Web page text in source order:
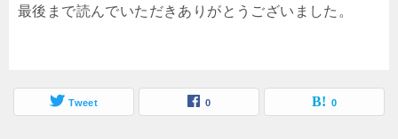
最後まで読んでいただきありがとうございました。
Tweet 0 0